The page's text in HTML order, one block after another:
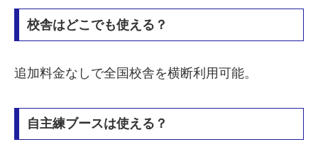
校舎はどこでも使える？
追加料金なしで全国校舎を横断利用可能。
自主練ブースは使える？